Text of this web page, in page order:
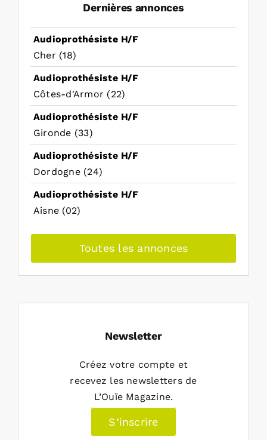
Dernières annonces
Audioprothésiste H/F
Cher (18)
Audioprothésiste H/F
Côtes-d'Armor (22)
Audioprothésiste H/F
Gironde (33)
Audioprothésiste H/F
Dordogne (24)
Audioprothésiste H/F
Aisne (02)
Toutes les annonces
Newsletter
Créez votre compte et
recevez les newsletters de
L’Ouïe Magazine.
S’inscrire